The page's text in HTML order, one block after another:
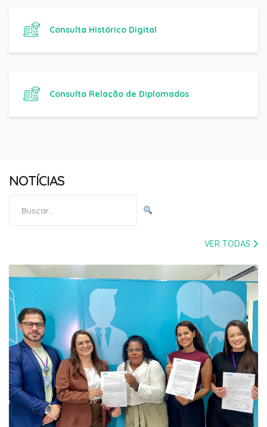
Consulta Histórico Digital
Consulta Relação de Diplomados
NOTÍCIAS
por:
VER TODAS